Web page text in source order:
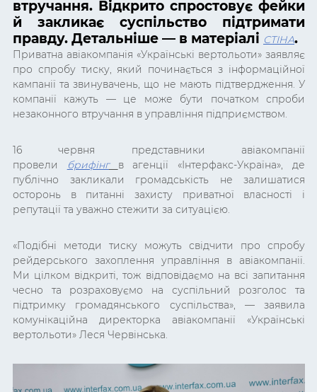
втручання. Відкрито спростовує фейки
й закликає суспільство підтримати
правду. Детальніше — в матеріалі СТІНА.
Приватна авіакомпанія «Українські вертольоти» заявляє
про спробу тиску, який починається з інформаційної
кампанії та звинувачень, що не мають підтвердження. У
компанії кажуть — це може бути початком спроби
незаконного втручання в управління підприємством.
16 червня представники авіакомпанії
провели
брифінг
в агенції «Інтерфакс-Україна», де
публічно закликали громадськість не залишатися
осторонь в питанні захисту приватної власності і
репутації та уважно стежити за ситуацією.
«Подібні методи тиску можуть свідчити про спробу
рейдерського захоплення управління в авіакомпанії.
Ми цілком відкриті, тож відповідаємо на всі запитання
чесно та розраховуємо на суспільний розголос та
підтримку громадянського суспільства», — заявила
комунікаційна директорка авіакомпанії «Українські
вертольоти» Леся Червінська.